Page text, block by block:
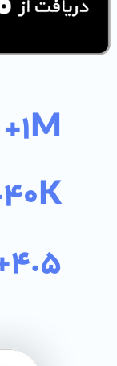
1M+
40K+
4.5+